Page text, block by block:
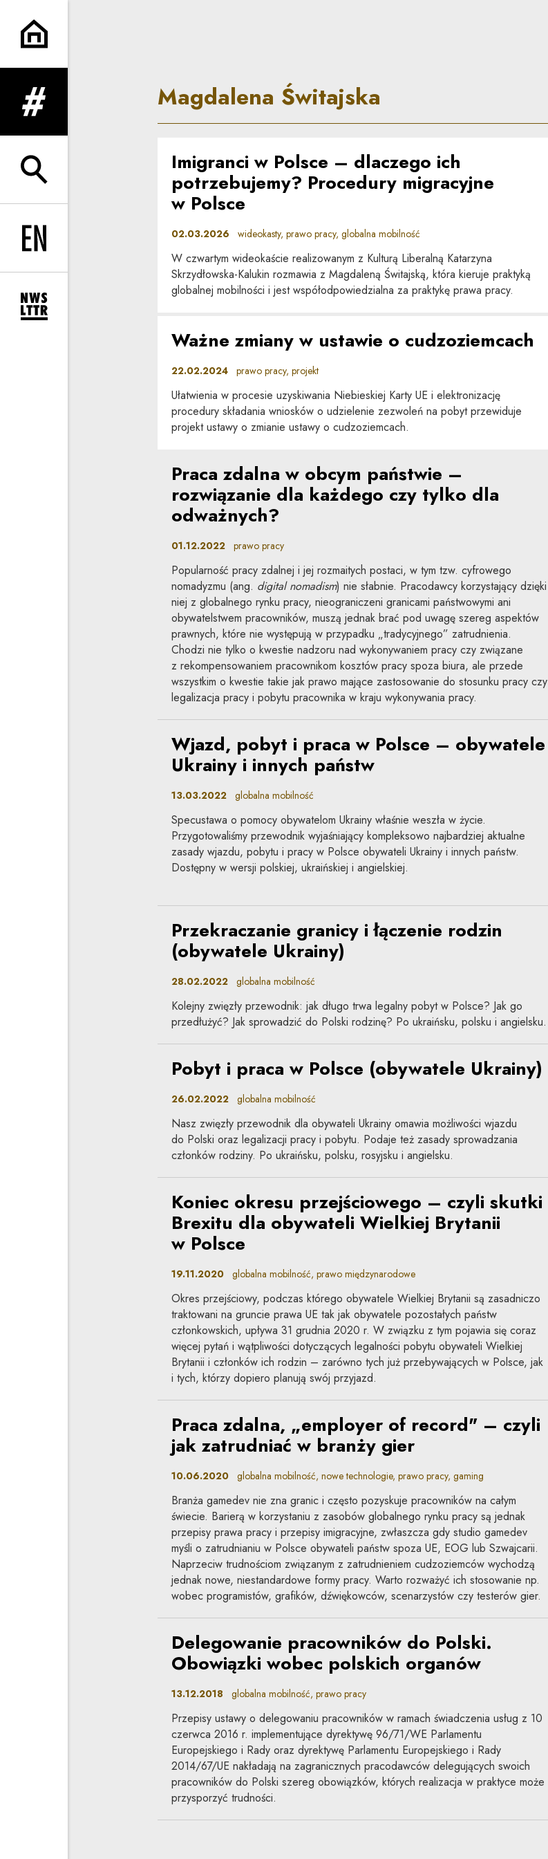
Magdalena Świtajska | Co do zasady
rozwiń menu
rozwiń wyszukiwarkę
Change language to EN
rozwiń formularz zapisu na newsletter
Magdalena Świtajska
Imigranci w Polsce – dlaczego ich
potrzebujemy? Procedury migracyjne
w Polsce
02.03.2026 wideokasty, prawo pracy, globalna mobilność
W czwartym wideokaście realizowanym z Kulturą Liberalną Katarzyna
Skrzydłowska-Kalukin rozmawia z Magdaleną Świtajską, która kieruje praktyką
globalnej mobilności i jest współodpowiedzialna za praktykę prawa pracy.
Ważne zmiany w ustawie o cudzoziemcach
22.02.2024prawo pracy, projekt
Ułatwienia w procesie uzyskiwania Niebieskiej Karty UE i elektronizację
procedury składania wniosków o udzielenie zezwoleń na pobyt przewiduje
projekt ustawy o zmianie ustawy o cudzoziemcach.
Praca zdalna w obcym państwie –
rozwiązanie dla każdego czy tylko dla
odważnych?
01.12.2022prawo pracy
Popularność pracy zdalnej i jej rozmaitych postaci, w tym tzw. cyfrowego
nomadyzmu (ang. digital nomadism) nie słabnie. Pracodawcy korzystający dzięki
niej z globalnego rynku pracy, nieograniczeni granicami państwowymi ani
obywatelstwem pracowników, muszą jednak brać pod uwagę szereg aspektów
prawnych, które nie występują w przypadku „tradycyjnego” zatrudnienia.
Chodzi nie tylko o kwestie nadzoru nad wykonywaniem pracy czy związane
z rekompensowaniem pracownikom kosztów pracy spoza biura, ale przede
wszystkim o kwestie takie jak prawo mające zastosowanie do stosunku pracy czy
legalizacja pracy i pobytu pracownika w kraju wykonywania pracy.
Wjazd, pobyt i praca w Polsce – obywatele
Ukrainy i innych państw
13.03.2022globalna mobilność
Specustawa o pomocy obywatelom Ukrainy właśnie weszła w życie.
Przygotowaliśmy przewodnik wyjaśniający kompleksowo najbardziej aktualne
zasady wjazdu, pobytu i pracy w Polsce obywateli Ukrainy i innych państw.
Dostępny w wersji polskiej, ukraińskiej i angielskiej.
Przekraczanie granicy i łączenie rodzin
(obywatele Ukrainy)
28.02.2022globalna mobilność
Kolejny zwięzły przewodnik: jak długo trwa legalny pobyt w Polsce? Jak go
przedłużyć? Jak sprowadzić do Polski rodzinę? Po ukraińsku, polsku i angielsku.
Pobyt i praca w Polsce (obywatele Ukrainy)
26.02.2022globalna mobilność
Nasz zwięzły przewodnik dla obywateli Ukrainy omawia możliwości wjazdu
do Polski oraz legalizacji pracy i pobytu. Podaje też zasady sprowadzania
członków rodziny. Po ukraińsku, polsku, rosyjsku i angielsku.
Koniec okresu przejściowego – czyli skutki
Brexitu dla obywateli Wielkiej Brytanii
w Polsce
19.11.2020globalna mobilność, prawo międzynarodowe
Okres przejściowy, podczas którego obywatele Wielkiej Brytanii są zasadniczo
traktowani na gruncie prawa UE tak jak obywatele pozostałych państw
członkowskich, upływa 31 grudnia 2020 r. W związku z tym pojawia się coraz
więcej pytań i wątpliwości dotyczących legalności pobytu obywateli Wielkiej
Brytanii i członków ich rodzin – zarówno tych już przebywających w Polsce, jak
i tych, którzy dopiero planują swój przyjazd.
Praca zdalna, „employer of record" – czyli
jak zatrudniać w branży gier
10.06.2020globalna mobilność, nowe technologie, prawo pracy, gaming
Branża gamedev nie zna granic i często pozyskuje pracowników na całym
świecie. Barierą w korzystaniu z zasobów globalnego rynku pracy są jednak
przepisy prawa pracy i przepisy imigracyjne, zwłaszcza gdy studio gamedev
myśli o zatrudnianiu w Polsce obywateli państw spoza UE, EOG lub Szwajcarii.
Naprzeciw trudnościom związanym z zatrudnieniem cudzoziemców wychodzą
jednak nowe, niestandardowe formy pracy. Warto rozważyć ich stosowanie np.
wobec programistów, grafików, dźwiękowców, scenarzystów czy testerów gier.
Delegowanie pracowników do Polski.
Obowiązki wobec polskich organów
13.12.2018 globalna mobilność, prawo pracy
Przepisy ustawy o delegowaniu pracowników w ramach świadczenia usług z 10
czerwca 2016 r. implementujące dyrektywę 96/71/WE Parlamentu
Europejskiego i Rady oraz dyrektywę Parlamentu Europejskiego i Rady
2014/67/UE nakładają na zagranicznych pracodawców delegujących swoich
pracowników do Polski szereg obowiązków, których realizacja w praktyce może
przysporzyć trudności.